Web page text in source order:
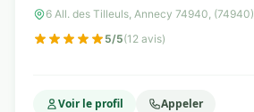
de rééquilibrage alimentaire
6 All. des Tilleuls, Annecy 74940, (74940)
5/5(12 avis)
Voir le profil Appeler